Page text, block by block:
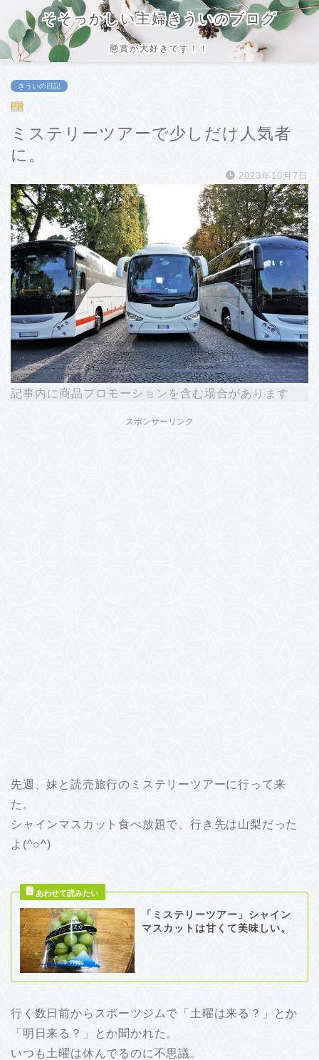
そそっかしい主婦きういのブログ
懸賞が大好きです！！
きういの日記
PR
ミステリーツアーで少しだけ人気者
に。
2023年10月7日
記事内に商品プロモーションを含む場合があります
スポンサーリンク
先週、妹と読売旅行のミステリーツアーに行って来
た。
シャインマスカット食べ放題で、行き先は山梨だった
よ(^○^)
「ミステリーツアー」シャイン
マスカットは甘くて美味しい。
行く数日前からスポーツジムで「土曜は来る？」とか
「明日来る？」とか聞かれた。
いつも土曜は休んでるのに不思議。